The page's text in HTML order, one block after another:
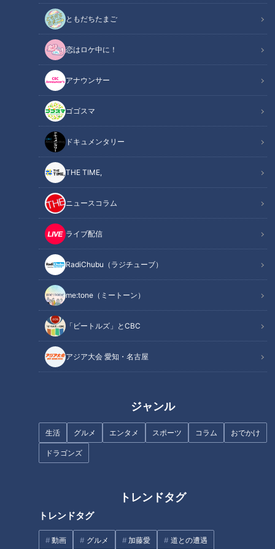
ともだちたまご
恋はロケ中に！
アナウンサー
ゴゴスマ
ドキュメンタリー
THE TIME,
ニュースコラム
ライブ配信
RadiChubu（ラジチューブ）
me:tone（ミートーン）
「ビートルズ」とCBC
アジア大会 愛知・名古屋
ジャンル
生活 グルメ エンタメ スポーツ コラム おでかけ
ドラゴンズ
トレンドタグ
トレンドタグ
動画 グルメ 加藤愛 道との遭遇
カテゴリーを絞り込む
とんこつ×八丁味噌の絶妙な
組み合わせが誕生！泡系豚
骨ラーメン専門店「俺の豚
骨 総本店」
太田×石井のデララバ
名古屋めしマニアの裏話
2024/12/17 17:00
ラーメン
「とじないカツ丼」が大人
太田×石井のデララバ
2024/10/23 17:00
未経験から行列店へ！「天
むす処 けしき.」オーナー笠
2024/10/22 17:00
グルメ 天むす
カレーうどんととろろご飯
の意外な組み合わせ！豊橋
ん」とは？名古屋めしマニアの裏話
2024/10/09 17:00
グルメ 豊橋カレーうどん